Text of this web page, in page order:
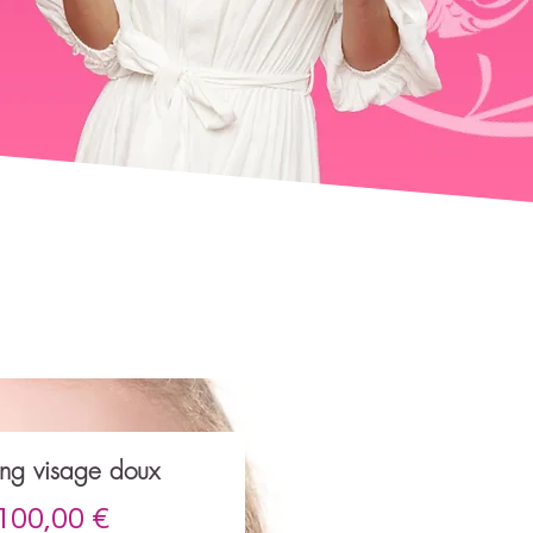
visage doux
€Prix